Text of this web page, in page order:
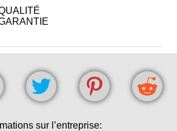
sur l’entreprise: